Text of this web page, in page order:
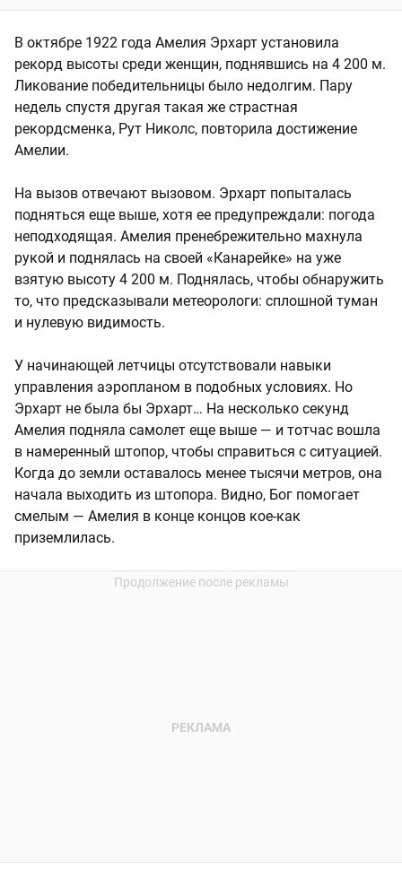
В октябре 1922 года Амелия Эрхарт установила
рекорд высоты среди женщин, поднявшись на 4 200 м.
Ликование победительницы было недолгим. Пару
недель спустя другая такая же страстная
рекордсменка, Рут Николс, повторила достижение
Амелии.
На вызов отвечают вызовом. Эрхарт попыталась
подняться еще выше, хотя ее предупреждали: погода
неподходящая. Амелия пренебрежительно махнула
рукой и поднялась на своей «Канарейке» на уже
взятую высоту 4 200 м. Поднялась, чтобы обнаружить
то, что предсказывали метеорологи: сплошной туман
и нулевую видимость.
У начинающей летчицы отсутствовали навыки
управления аэропланом в подобных условиях. Но
Эрхарт не была бы Эрхарт… На несколько секунд
Амелия подняла самолет еще выше — и тотчас вошла
в намеренный штопор, чтобы справиться с ситуацией.
Когда до земли оставалось менее тысячи метров, она
начала выходить из штопора. Видно, Бог помогает
смелым — Амелия в конце концов кое-как
приземлилась.